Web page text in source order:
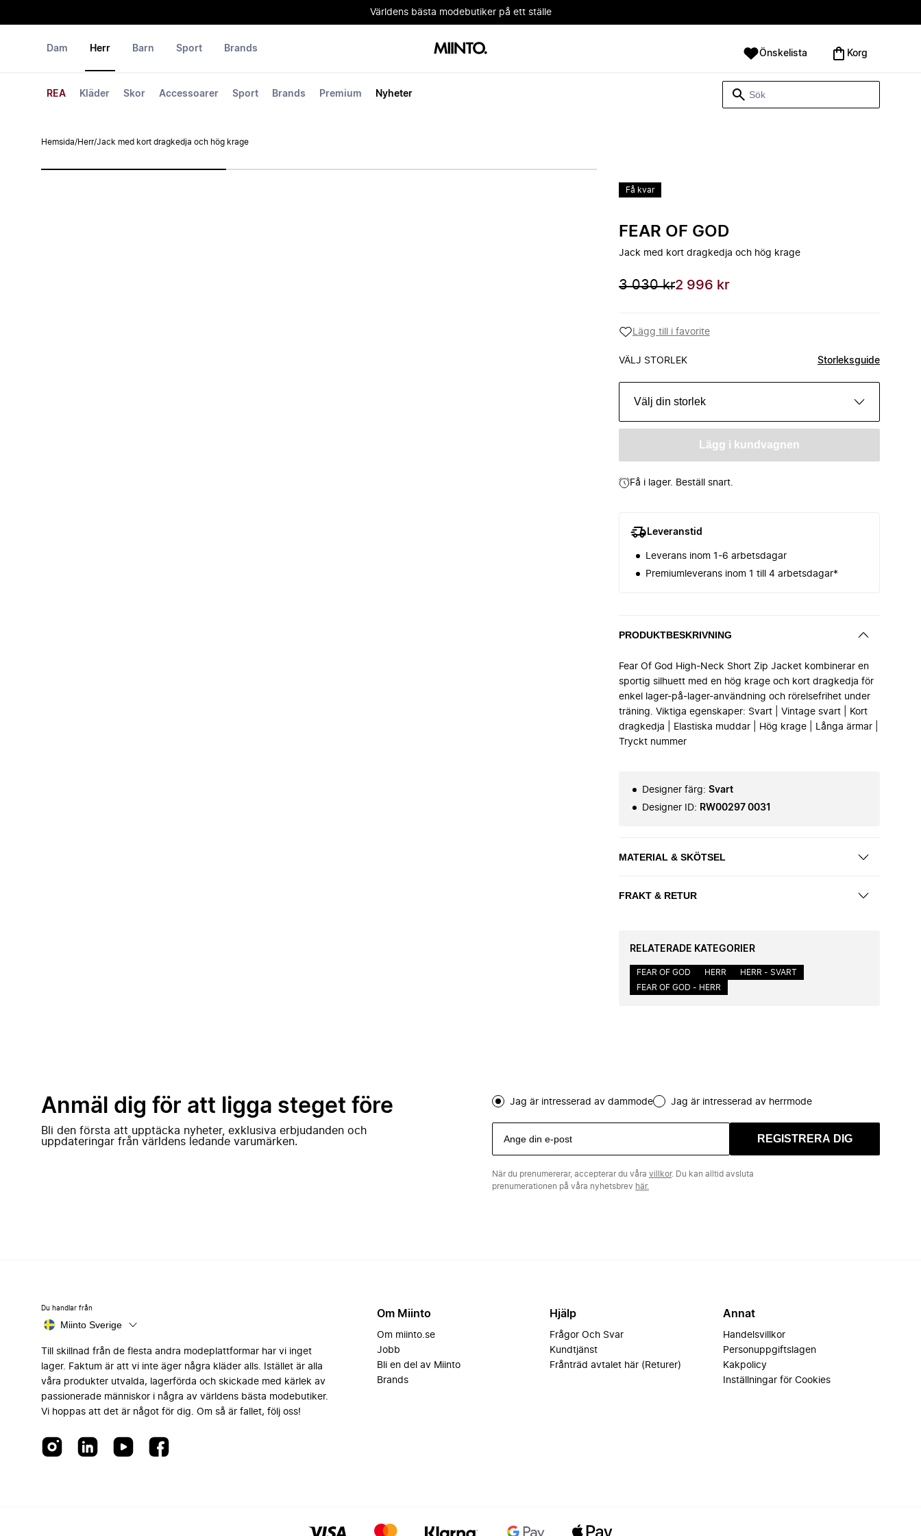
Världens bästa modebutiker på ett ställe
Dam Herr
REA Kläder Skor Accessoarer Sport Brands Premium Nyheter
Barn Sport Brands Önskelista Korg
Hemsida/Herr/Jack med kort dragkedja och hög krage
Få kvar
FEAR OF GOD
Jack med kort dragkedja och hög krage
3 030 kr2 996 kr
Lägg till i favorite
VÄLJ STORLEK Storleksguide
Välj din storlek
Lägg i kundvagnen
Få i lager. Beställ snart.
Leveranstid
Leverans inom 1-6 arbetsdagar
Premiumleverans inom 1 till 4 arbetsdagar*
PRODUKTBESKRIVNING
Fear Of God High-Neck Short Zip Jacket kombinerar en
sportig silhuett med en hög krage och kort dragkedja för
enkel lager-på-lager-användning och rörelsefrihet under
träning. Viktiga egenskaper: Svart | Vintage svart | Kort
dragkedja | Elastiska muddar | Hög krage | Långa ärmar |
Tryckt nummer
Designer färg: Svart
Designer ID: RW00297 0031
MATERIAL & SKÖTSEL
FRAKT & RETUR
RELATERADE KATEGORIER
FEAR OF GOD HERR
HERR - SVART
FEAR OF GOD - HERR
Anmäl dig för att ligga steget före
Bli den första att upptäcka nyheter, exklusiva erbjudanden och
uppdateringar från världens ledande varumärken.
Jag är intresserad av dammode Jag är intresserad av herrmode
REGISTRERA DIG
När du prenumererar, accepterar du våra villkor. Du kan alltid avsluta
prenumerationen på våra nyhetsbrev här.
Du handlar från
Miinto Sverige
Till skillnad från de flesta andra modeplattformar har vi inget
lager. Faktum är att vi inte äger några kläder alls. Istället är alla
våra produkter utvalda, lagerförda och skickade med kärlek av
passionerade människor i några av världens bästa modebutiker.
Vi hoppas att det är något för dig. Om så är fallet, följ oss!
Om Miinto
Om miinto.se
Jobb
Bli en del av Miinto
Brands
Hjälp
Frågor Och Svar
Kundtjänst
Frånträd avtalet här (Returer)
Annat
Handelsvillkor
Personuppgiftslagen
Kakpolicy
Inställningar för Cookies